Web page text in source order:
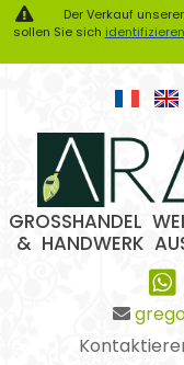
Der Verkauf
sollen Sie sich identifizieren
GROSSHANDEL
& HANDWERK